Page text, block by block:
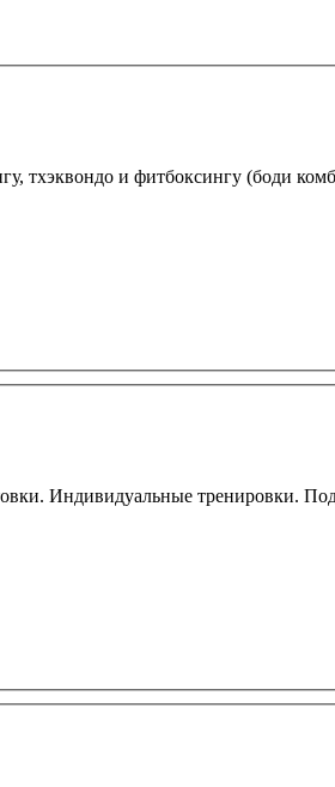
тхэквондо и фитбоксингу (боди
Индивидуальные тренировки.